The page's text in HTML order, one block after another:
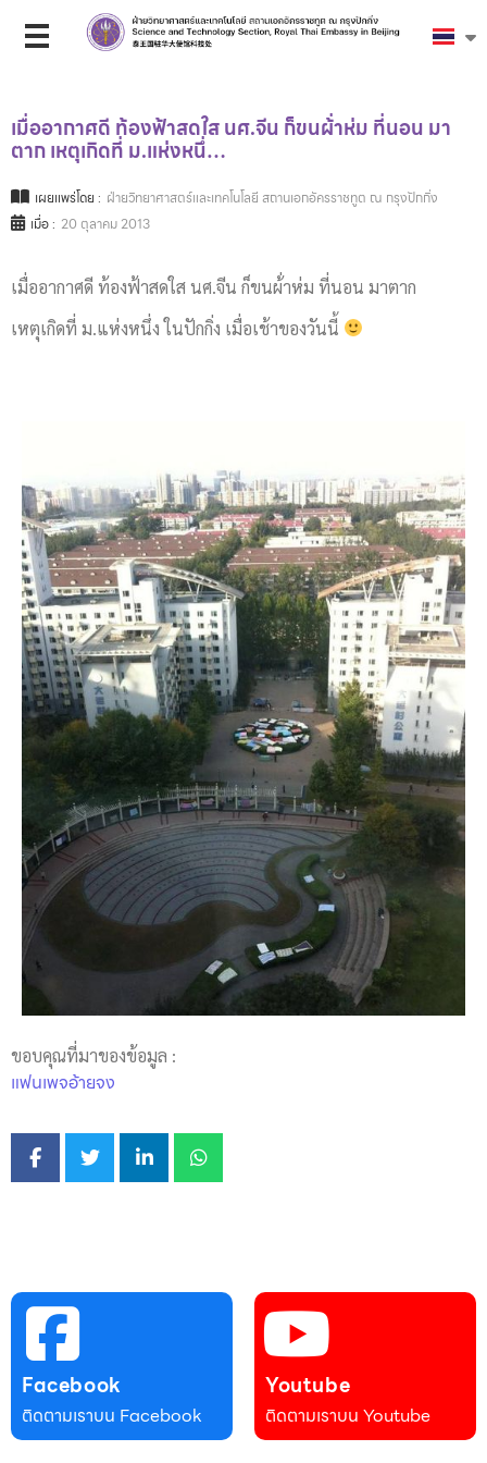
เมื่ออากาศดี ท้องฟ้าสดใส นศ.จีน ก็ขนผ้่าห่ม ที่นอน มา
ตาก เหตุเกิดที่ ม.แห่งหนึ่…
เผยแพร่โดย : ฝ่ายวิทยาศาสตร์และเทคโนโลยี สถานเอกอัครราชทูต ณ กรุงปักกิ่ง
เมื่อ : 20 ตุลาคม 2013
เมื่ออากาศดี ท้องฟ้าสดใส นศ.จีน ก็ขนผ้่าห่ม ที่นอน มาตาก
เหตุเกิดที่ ม.แห่งหนึ่ง ในปักกิ่ง เมื่อเช้าของวันนี้
ขอบคุณที่มาของข้อมูล :
แฟนเพจอ้ายจง
Facebook
ติดตามเราบน Facebook
Youtube
ติดตามเราบน Youtube